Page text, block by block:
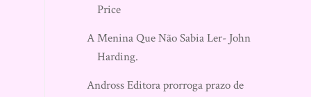
Price
A Menina Que Não Sabia Ler- John
Harding.
Andross Editora prorroga prazo de